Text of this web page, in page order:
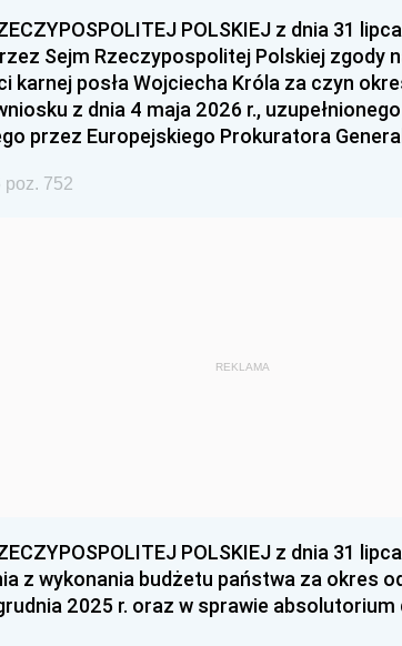
POLSKIEJ z dnia 31
Sejm Rzeczypospolitej Polskiej zgody
karnej posła Wojciecha Króla za czyn
z dnia 4 maja 2026 r.,
przez Europejskiego Prokuratora
poz. 752
REKLAMA
POLSKIEJ z dnia 31
z wykonania budżetu państwa za okres
2025 r. oraz w sprawie absolutorium